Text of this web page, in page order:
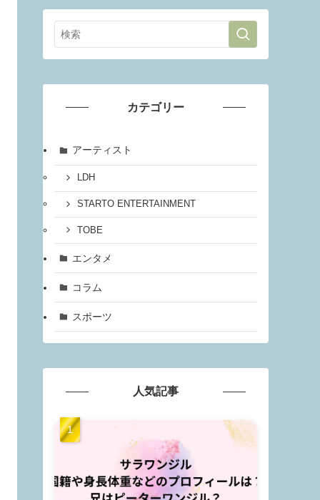
カテゴリー
アーティスト
LDH
STARTO ENTERTAINMENT
TOBE
エンタメ
コラム
スポーツ
人気記事